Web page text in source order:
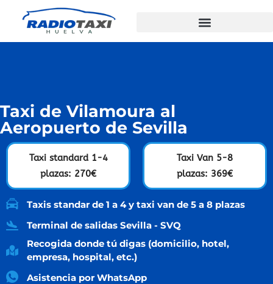
Taxi de Vilamoura al
Aeropuerto de Sevilla
Taxi standard 1-4
plazas: 270€
Taxi Van 5-8
plazas: 369€
Taxis standar de 1 a 4 y taxi van de 5 a 8 plazas
Terminal de salidas Sevilla - SVQ
Recogida donde tú digas (domicilio, hotel,
empresa, hospital, etc.)
Asistencia por WhatsApp